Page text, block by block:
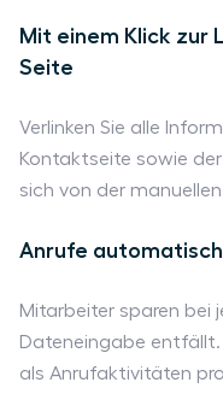
Mit einem Klick zur
Seite
Verlinken Sie alle
Kontaktseite sowie
sich von der
Anrufe
Mitarbeiter sparen bei
Dateneingabe
als Anrufaktivitäten